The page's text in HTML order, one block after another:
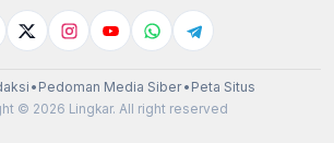
• Pedoman Media Siber• Peta Situs
© 2026 Lingkar. All right reserved